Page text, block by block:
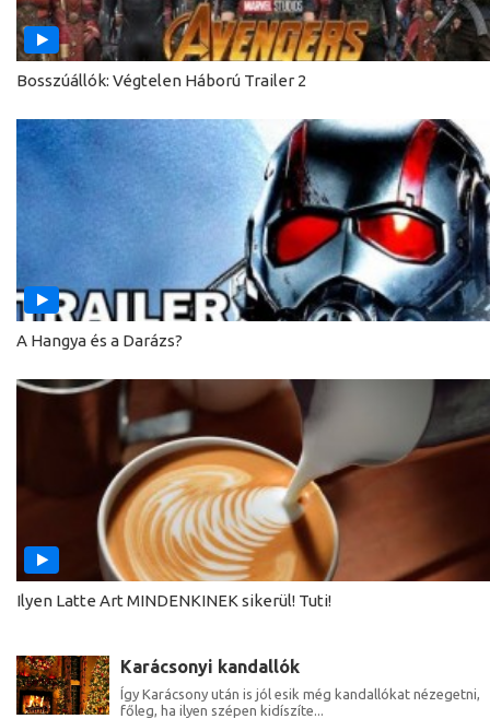
Bosszúállók: Végtelen Háború Trailer 2
A Hangya és a Darázs?
Ilyen Latte Art MINDENKINEK sikerül! Tuti!
Karácsonyi kandallók
Így Karácsony után is jól esik még kandallókat nézegetni,
főleg, ha ilyen szépen kidíszíte...